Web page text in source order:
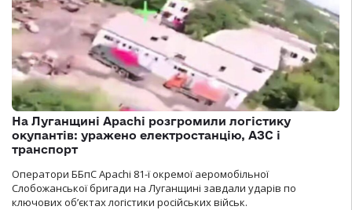
На Луганщині Apachi розгромили логістику
окупантів: уражено електростанцію, АЗС і
транспорт
Оператори ББпС Apachi 81-ї окремої аеромобільної
Слобожанської бригади на Луганщині завдали ударів по
ключових об’єктах логістики російських військ.